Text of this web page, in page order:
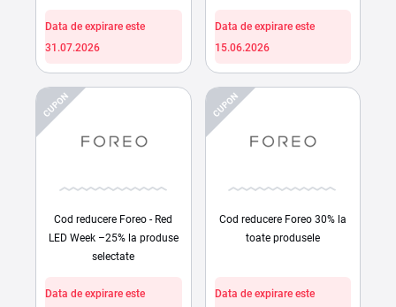
Data de expirare este
31.07.2026
Data de expirare este
15.06.2026
CUPON
Cod reducere Foreo - Red
LED Week –25% la produse
selectate
Data de expirare este
CUPON
Cod reducere Foreo 30% la
toate produsele
Data de expirare este